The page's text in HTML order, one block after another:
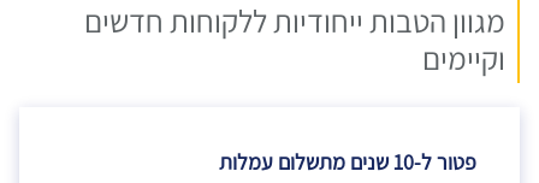
מגוון הטבות ייחודיות ללקוחות חדשים
וקיימים
פטור ל-10 שנים מתשלום עמלות